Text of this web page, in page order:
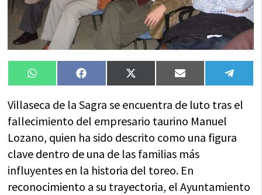
Compartir
en
WhatsAppCompartir
en
FacebookCompartir
en
X
(Twitter)
Compartir
en
Email
en
Villaseca de la Sagra se encuentra de luto tras el
fallecimiento del empresario taurino Manuel
Lozano, quien ha sido descrito como una figura
clave dentro de una de las familias más
influyentes en la historia del toreo. En
reconocimiento a su trayectoria, el Ayuntamiento